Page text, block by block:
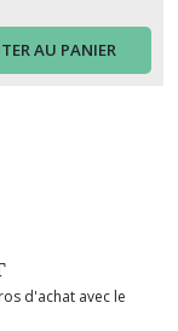
AU PANIER
d'achat avec le